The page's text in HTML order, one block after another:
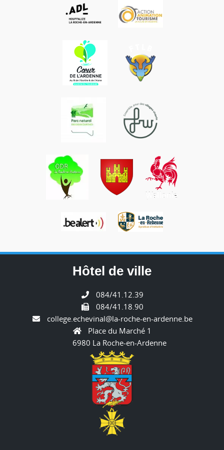
Hôtel de ville
084/41.12.39
084/41.18.90
college.echevinal@la-roche-en-ardenne.be
Place du Marché 1
6980 La Roche-en-Ardenne